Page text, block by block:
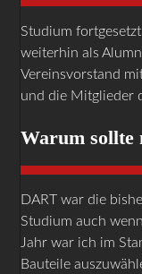
Studium
weiterhin als
Vereinsvorstand
und die Mitglieder
Warum sollte
DART war die
Studium auch
Jahr war ich im
Bauteile